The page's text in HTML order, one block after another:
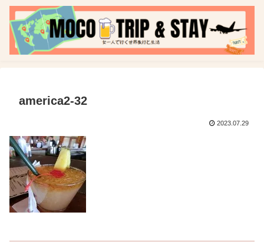
america2-32
2023.07.29